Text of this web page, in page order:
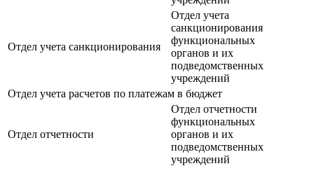
Отдел учета санкционирования
Отдел учета
санкционирования
функциональных
органов и их
подведомственных
учреждений
Отдел учета расчетов по платежам в бюджет
Отдел отчетности
Отдел отчетности
функциональных
органов и их
подведомственных
учреждений